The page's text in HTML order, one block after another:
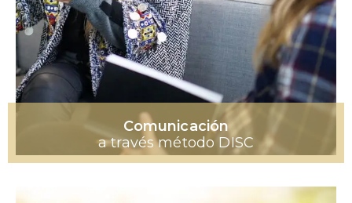
Comunicación
a través método DISC